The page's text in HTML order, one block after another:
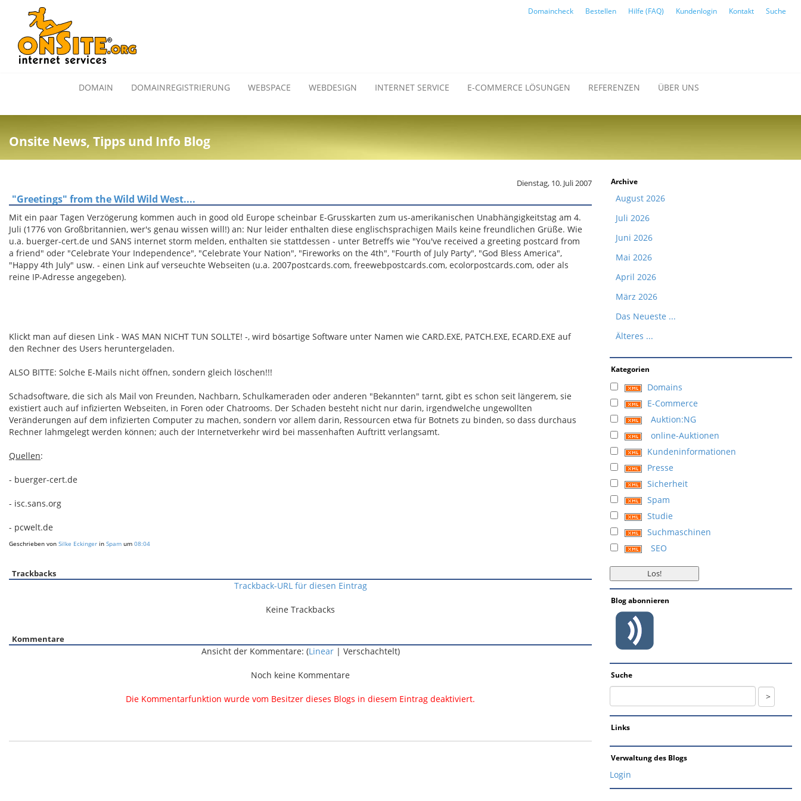
Domaincheck Bestellen Hilfe (FAQ) Kundenlogin Kontakt Suche
DOMAIN DOMAINREGISTRIERUNG WEBSPACE WEBDESIGN INTERNET SERVICE E-COMMERCE LÖSUNGEN REFERENZEN ÜBER UNS
Onsite News, Tipps und Info Blog
Dienstag, 10. Juli 2007
"Greetings" from the Wild Wild West....
Mit ein paar Tagen Verzögerung kommen auch in good old Europe scheinbar E-Grusskarten zum us-amerikanischen Unabhängigkeitstag am 4.
Juli (1776 von Großbritannien, wer's genau wissen will!) an: Nur leider enthalten diese englischsprachigen Mails keine freundlichen Grüße. Wie
u.a. buerger-cert.de und SANS internet storm melden, enthalten sie stattdessen - unter Betreffs wie "You've received a greeting postcard from
a friend" oder "Celebrate Your Independence", "Celebrate Your Nation", "Fireworks on the 4th", "Fourth of July Party", "God Bless America",
"Happy 4th July" usw. - einen Link auf verseuchte Webseiten (u.a. 2007postcards.com, freewebpostcards.com, ecolorpostcards.com, oder als
reine IP-Adresse angegeben).
Klickt man auf diesen Link - WAS MAN NICHT TUN SOLLTE! -, wird bösartige Software unter Namen wie CARD.EXE, PATCH.EXE, ECARD.EXE auf
den Rechner des Users heruntergeladen.
ALSO BITTE: Solche E-Mails nicht öffnen, sondern gleich löschen!!!
Schadsoftware, die sich als Mail von Freunden, Nachbarn, Schulkameraden oder anderen "Bekannten" tarnt, gibt es schon seit längerem, sie
existiert auch auf infizierten Webseiten, in Foren oder Chatrooms. Der Schaden besteht nicht nur darin, irgendwelche ungewollten
Veränderungen auf dem infizierten Computer zu machen, sondern vor allem darin, Ressourcen etwa für Botnets zu binden, so dass durchaus
Rechner lahmgelegt werden können; auch der Internetverkehr wird bei massenhaften Auftritt verlangsamt.
Quellen:
- buerger-cert.de
- isc.sans.org
- pcwelt.de
Geschrieben von Silke Eckinger in Spam um 08:04
Trackbacks
Trackback-URL für diesen Eintrag
Keine Trackbacks
Kommentare
Ansicht der Kommentare: (Linear| Verschachtelt)
Noch keine Kommentare
Die Kommentarfunktion wurde vom Besitzer dieses Blogs in diesem Eintrag deaktiviert.
Archive
August 2026
Juli 2026
Juni 2026
Mai 2026
April 2026
März 2026
Das Neueste ...
Älteres ...
Kategorien
Domains
E-Commerce
Auktion:NG
online-Auktionen
Kundeninformationen
Presse
Sicherheit
Spam
Studie
Suchmaschinen
SEO
Blog abonnieren
Suche
Links
Verwaltung des Blogs
Login